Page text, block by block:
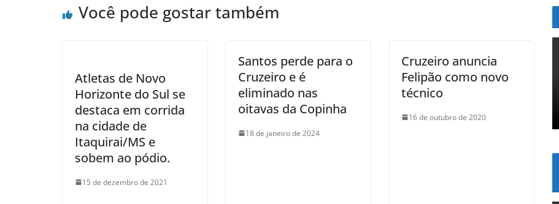
Você pode gostar também
Atletas de Novo
Horizonte do Sul se
destaca em corrida
na cidade de
Itaquirai/MS e
sobem ao pódio.
15 de dezembro de 2021
Santos perde para o
Cruzeiro e é
eliminado nas
oitavas da Copinha
18 de janeiro de 2024
Cruzeiro anuncia
Felipão como novo
técnico
16 de outubro de 2020